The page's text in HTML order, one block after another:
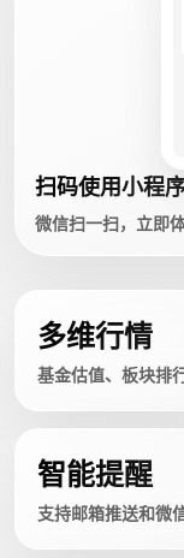
扫码使用小程
微信扫一扫，立即
多维行情
基金估值、板块排
智能提醒
支持邮箱推送和微